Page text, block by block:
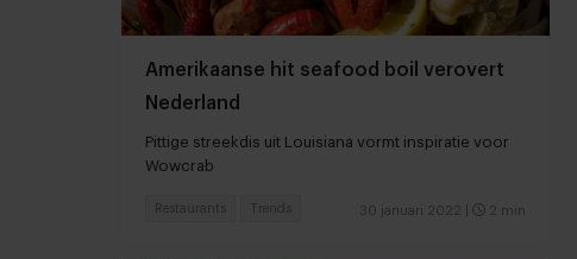
Amerikaanse hit seafood boil verovert
Nederland
Pittige streekdis uit Louisiana vormt inspiratie voor
Wowcrab
30 januari 2022 2 min
Restaurants Trends